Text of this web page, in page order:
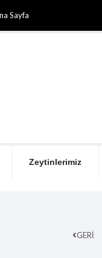
Sayfa
Zeytinlerimiz
GERİ